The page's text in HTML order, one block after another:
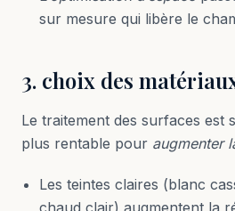
sur mesure qui libère le
3. choix des
Le traitement des surfaces est
plus rentable pour augmenter
Les teintes claires (blanc
chaud clair) augmentent la